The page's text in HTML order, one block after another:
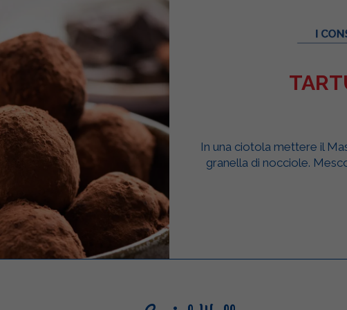
In una ciotola mettere il
granella di nocciole.